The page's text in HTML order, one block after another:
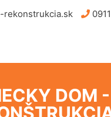
rekonstrukcia.sk
DOM -